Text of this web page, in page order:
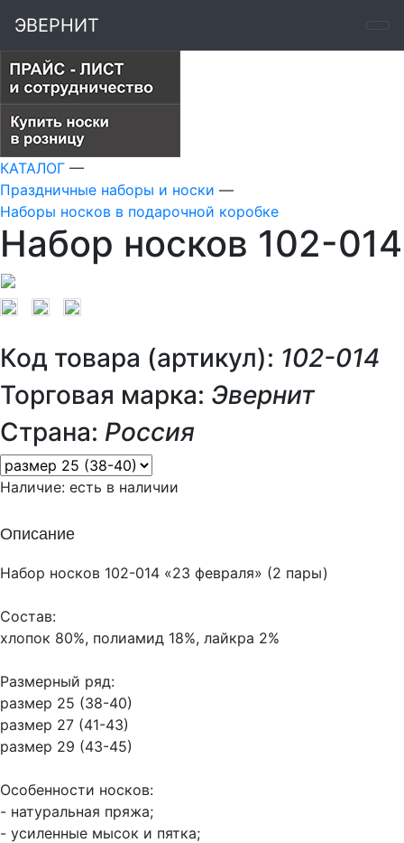
ЭВЕРНИТ
КАТАЛОГ —
Праздничные наборы и носки —
Наборы носков в подарочной коробке
Набор носков 102-
Код товара (артикул): 102-014
Торговая марка: Эвернит
Страна: Россия
Наличие: есть в наличии
Описание
Набор носков 102-014 «23 февраля» (2 пары)
Состав:
хлопок 80%, полиамид 18%, лайкра 2%
Размерный ряд:
размер 25 (38-40)
размер 27 (41-43)
размер 29 (43-45)
Особенности носков:
- натуральная пряжа;
- усиленные мысок и пятка;